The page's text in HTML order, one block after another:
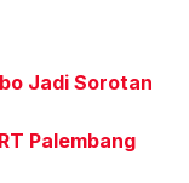
Jadi Sorotan
Palembang